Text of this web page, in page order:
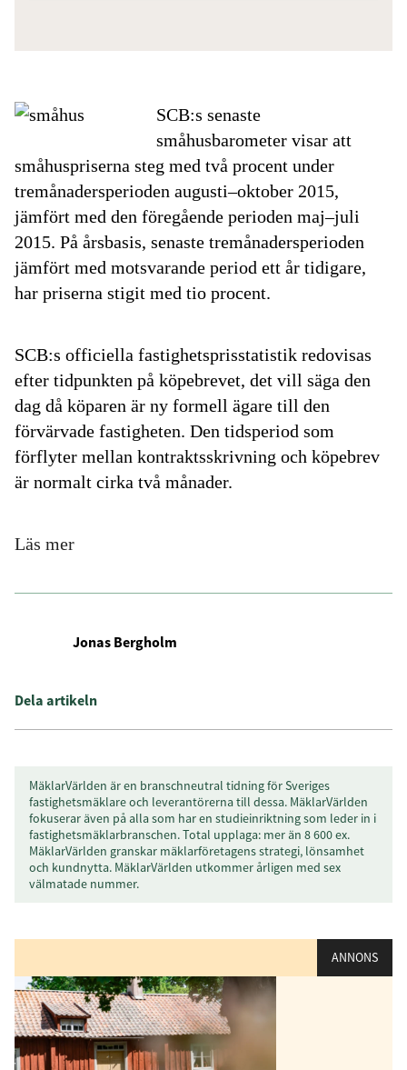
SCB:s senaste
småhusbarometer visar att
småhuspriserna steg med två procent under
tremånadersperioden augusti–oktober 2015,
jämfört med den föregående perioden maj–juli
2015. På årsbasis, senaste tremånadersperioden
jämfört med motsvarande period ett år tidigare,
har priserna stigit med tio procent.
SCB:s officiella fastighetsprisstatistik redovisas
efter tidpunkten på köpebrevet, det vill säga den
dag då köparen är ny formell ägare till den
förvärvade fastigheten. Den tidsperiod som
förflyter mellan kontraktsskrivning och köpebrev
är normalt cirka två månader.
Läs mer
Jonas Bergholm
Dela artikeln
MäklarVärlden är en branschneutral tidning för Sveriges
fastighetsmäklare och leverantörerna till dessa. MäklarVärlden
fokuserar även på alla som har en studieinriktning som leder in i
fastighetsmäklarbranschen. Total upplaga: mer än 8 600 ex.
MäklarVärlden granskar mäklarföretagens strategi, lönsamhet
och kundnytta. MäklarVärlden utkommer årligen med sex
välmatade nummer.
ANNONS